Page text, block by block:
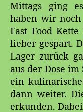
Mittags ging
haben wir
Fast Food
lieber gespart.
Lager zurück
aus der Dose
ein
dann weiter.
erkunden.